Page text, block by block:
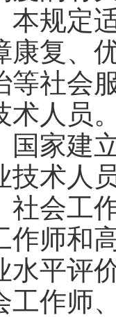
定适
康复、
等社会
术人员
建立
技术人
工作
作师和
水平评
作师、